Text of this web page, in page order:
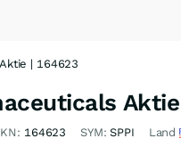
| 164623
Aktie
164623 SYM:SPPI Land